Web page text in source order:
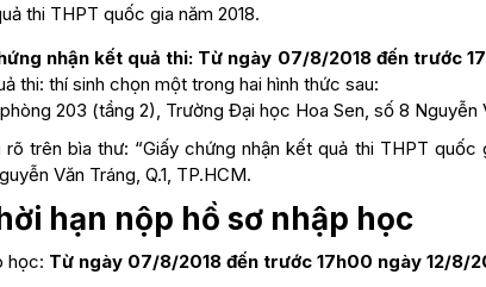
thi THPT quốc gia năm 2018.
nhận kết quả thi: Từ ngày 07/8/2018 đến trước
thi: thí sinh chọn một trong hai hình thức sau:
203 (tầng 2), Trường Đại học Hoa Sen, số 8 Nguyễn
rõ trên bìa thư: “Giấy chứng nhận kết quả thi THPT
Văn Tráng, Q.1, TP.HCM.
hạn nộp hồ sơ nhập học
học: Từ ngày 07/8/2018 đến trước 17h00 ngày 12/8/